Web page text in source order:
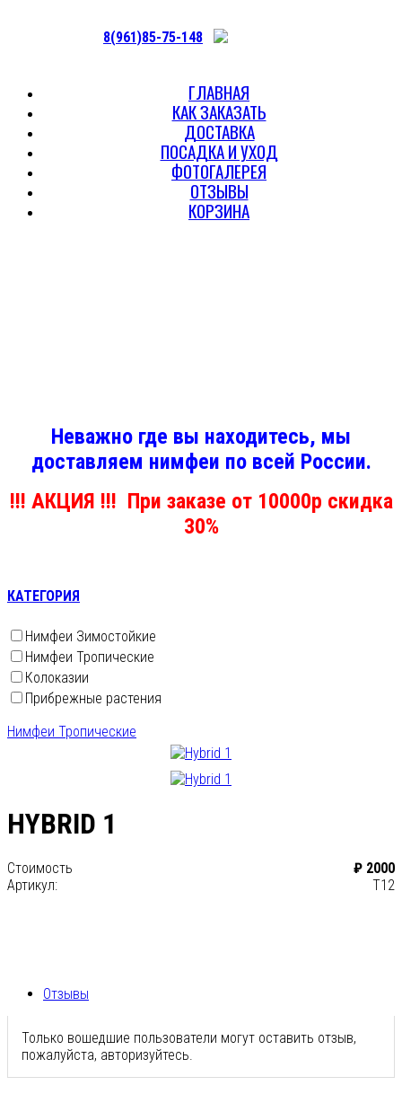
8(961)85-75-148
ГЛАВНАЯ
КАК ЗАКАЗАТЬ
ДОСТАВКА
ПОСАДКА И УХОД
ФОТОГАЛЕРЕЯ
ОТЗЫВЫ
КОРЗИНА
Неважно где вы находитесь, мы
доставляем нимфеи по всей России.
!!! АКЦИЯ !!! При заказе от 10000р скидка
30%
КАТЕГОРИЯ
Нимфеи Зимостойкие
Нимфеи Тропические
Колоказии
Прибрежные растения
Нимфеи Тропические
HYBRID 1
Стоимость
₽ 2000
Артикул:
T12
Отзывы
Только вошедшие пользователи могут оставить отзыв,
пожалуйста, авторизуйтесь.